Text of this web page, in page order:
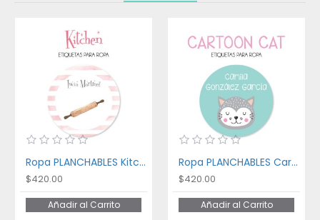
Ropa PLANCHABLES Kitchen
$420.00
Añadir al Carrito
Ropa PLANCHABLES Cartoon Cat
$420.00
Añadir al Carrito